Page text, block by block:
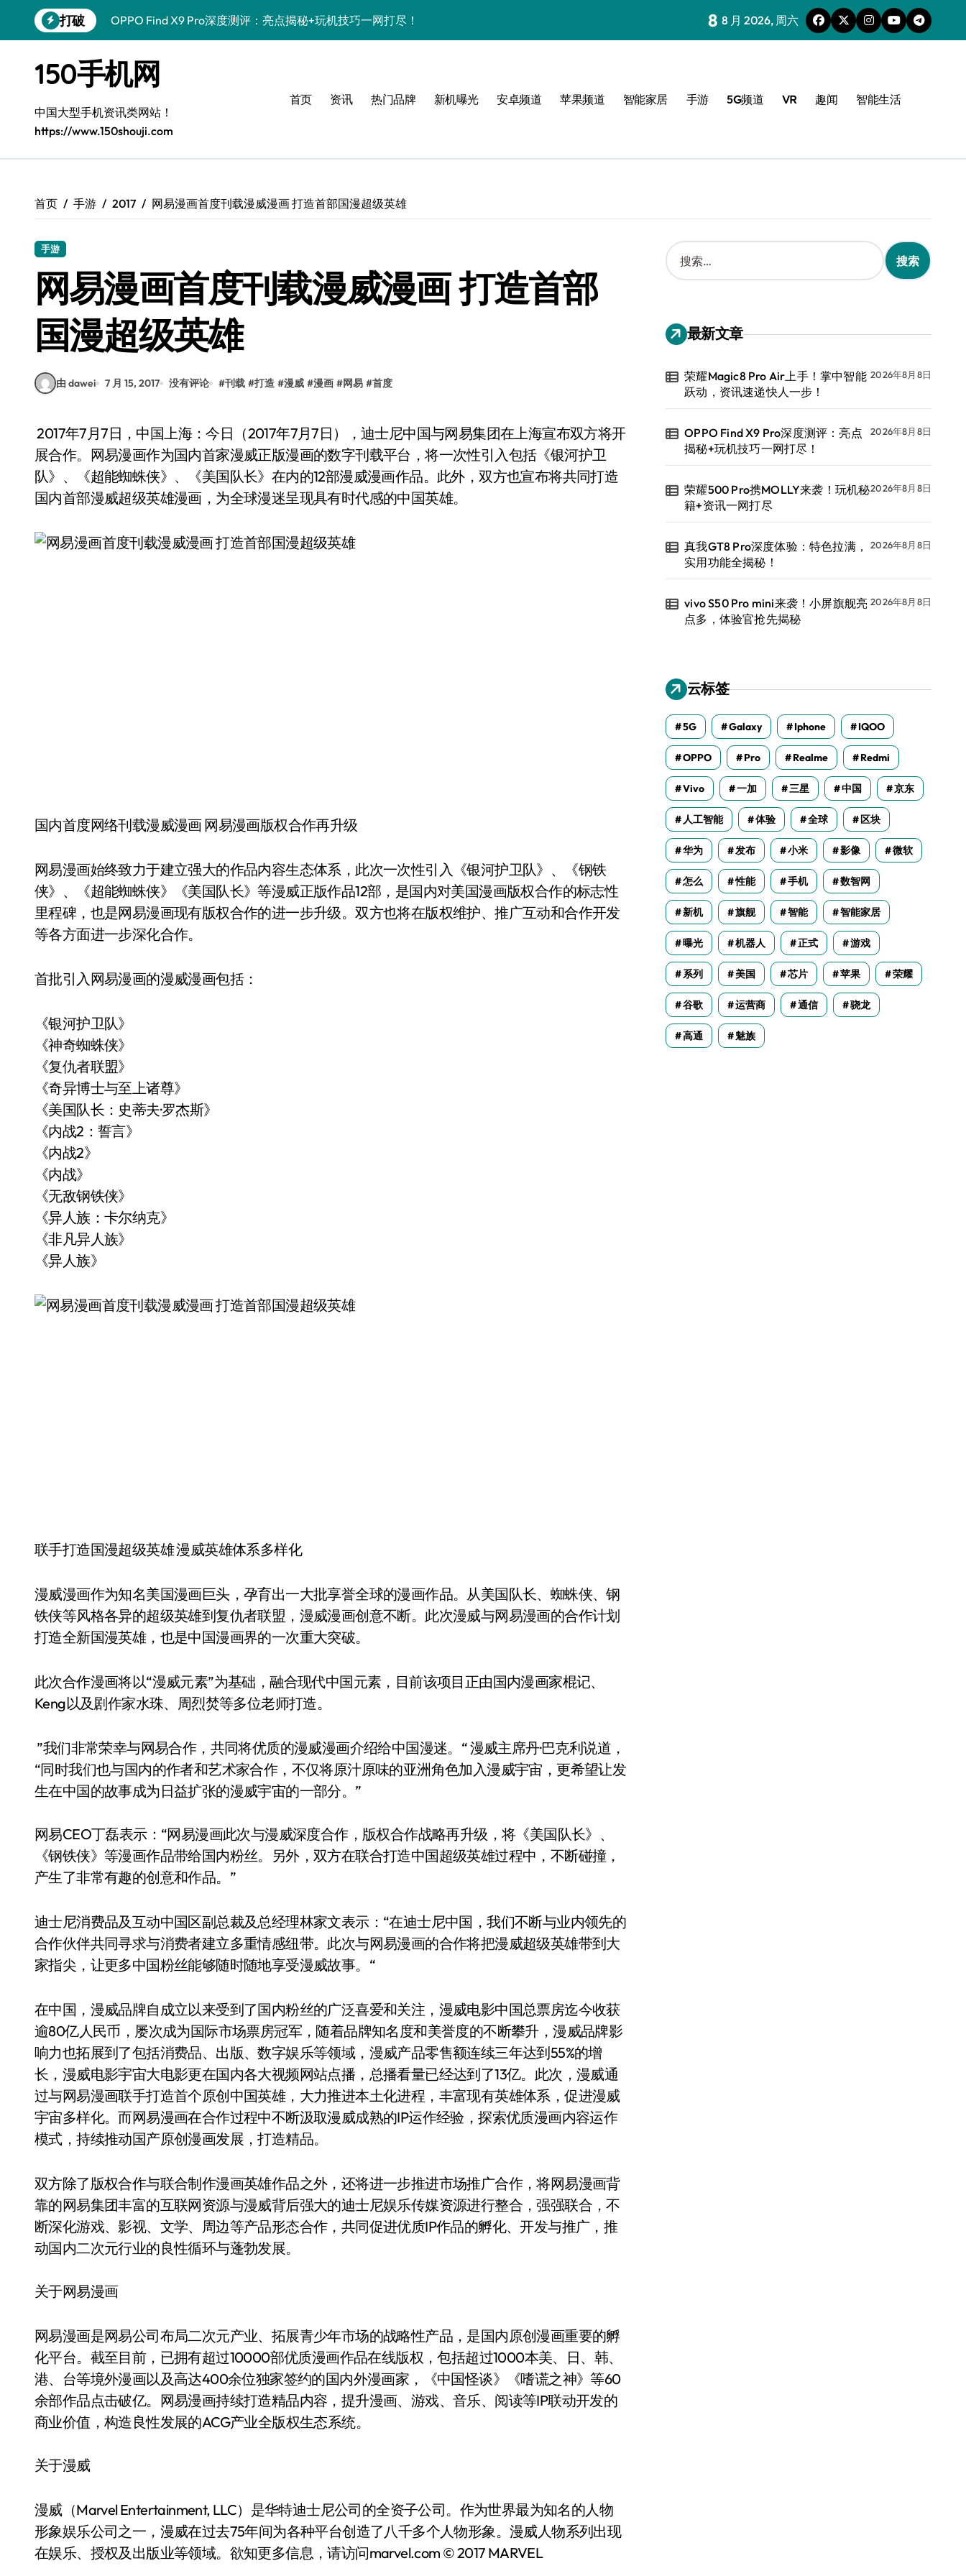
到
打破
OPPO Find X9 Pro深度测评：亮点揭秘+玩机技巧一网打尽！
真我GT8 Pro深度体验：特色拉满，实用功能全揭秘！
vivo S50 Pro mini来袭！小屏旗舰亮点多，体验官抢先揭秘
REDMI K90深度揭秘！亮点配置全公开，体验官力荐！
华为nova 15 Ultra新功能解锁，优惠来袭速来体验！
iPhone 17e来袭！性能配置大升级，速看体验官深度解析
荣耀Magic8 Pro Air上手！掌中智能跃动，资讯速递快人一步！
8 8 月 2026, 周六
150手机网
中国大型手机资讯类网站！
https://www.150shouji.com
首页 资讯 热门品牌 新机曝光 安卓频道 苹果频道 智能家居 手游 5G频道 VR 趣闻 智能生活
首页 手游 2017 网易漫画首度刊载漫威漫画 打造首部国漫超级英雄
手游
网易漫画首度刊载漫威漫画 打造首部
国漫超级英雄
由 dawei 7 月 15, 2017 没有评论 #刊载 #打造 #漫威 #漫画 #网易 #首度
2017年7月7日，中国上海：今日（2017年7月7日），迪士尼中国与网易集团在上海宣布双方将开
展合作。网易漫画作为国内首家漫威正版漫画的数字刊载平台，将一次性引入包括《银河护卫
队》、《超能蜘蛛侠》、《美国队长》在内的12部漫威漫画作品。此外，双方也宣布将共同打造
国内首部漫威超级英雄漫画，为全球漫迷呈现具有时代感的中国英雄。
国内首度网络刊载漫威漫画 网易漫画版权合作再升级
网易漫画始终致力于建立强大的作品内容生态体系，此次一次性引入《银河护卫队》、《钢铁
侠》、《超能蜘蛛侠》《美国队长》等漫威正版作品12部，是国内对美国漫画版权合作的标志性
里程碑，也是网易漫画现有版权合作的进一步升级。双方也将在版权维护、推广互动和合作开发
等各方面进一步深化合作。
首批引入网易漫画的漫威漫画包括：
《银河护卫队》
《神奇蜘蛛侠》
《复仇者联盟》
《奇异博士与至上诸尊》
《美国队长：史蒂夫·罗杰斯》
《内战2：誓言》
《内战2》
《内战》
《无敌钢铁侠》
《异人族：卡尔纳克》
《非凡异人族》
《异人族》
联手打造国漫超级英雄 漫威英雄体系多样化
漫威漫画作为知名美国漫画巨头，孕育出一大批享誉全球的漫画作品。从美国队长、蜘蛛侠、钢
铁侠等风格各异的超级英雄到复仇者联盟，漫威漫画创意不断。此次漫威与网易漫画的合作计划
打造全新国漫英雄，也是中国漫画界的一次重大突破。
此次合作漫画将以“漫威元素”为基础，融合现代中国元素，目前该项目正由国内漫画家棍记、
Keng以及剧作家水珠、周烈焚等多位老师打造。
”我们非常荣幸与网易合作，共同将优质的漫威漫画介绍给中国漫迷。“ 漫威主席丹·巴克利说道，
“同时我们也与国内的作者和艺术家合作，不仅将原汁原味的亚洲角色加入漫威宇宙，更希望让发
生在中国的故事成为日益扩张的漫威宇宙的一部分。”
网易CEO丁磊表示：“网易漫画此次与漫威深度合作，版权合作战略再升级，将《美国队长》、
《钢铁侠》等漫画作品带给国内粉丝。另外，双方在联合打造中国超级英雄过程中，不断碰撞，
产生了非常有趣的创意和作品。”
迪士尼消费品及互动中国区副总裁及总经理林家文表示：“在迪士尼中国，我们不断与业内领先的
合作伙伴共同寻求与消费者建立多重情感纽带。此次与网易漫画的合作将把漫威超级英雄带到大
家指尖，让更多中国粉丝能够随时随地享受漫威故事。“
在中国，漫威品牌自成立以来受到了国内粉丝的广泛喜爱和关注，漫威电影中国总票房迄今收获
逾80亿人民币，屡次成为国际市场票房冠军，随着品牌知名度和美誉度的不断攀升，漫威品牌影
响力也拓展到了包括消费品、出版、数字娱乐等领域，漫威产品零售额连续三年达到55%的增
长，漫威电影宇宙大电影更在国内各大视频网站点播，总播看量已经达到了13亿。此次，漫威通
过与网易漫画联手打造首个原创中国英雄，大力推进本土化进程，丰富现有英雄体系，促进漫威
宇宙多样化。而网易漫画在合作过程中不断汲取漫威成熟的IP运作经验，探索优质漫画内容运作
模式，持续推动国产原创漫画发展，打造精品。
双方除了版权合作与联合制作漫画英雄作品之外，还将进一步推进市场推广合作，将网易漫画背
靠的网易集团丰富的互联网资源与漫威背后强大的迪士尼娱乐传媒资源进行整合，强强联合，不
断深化游戏、影视、文学、周边等产品形态合作，共同促进优质IP作品的孵化、开发与推广，推
动国内二次元行业的良性循环与蓬勃发展。
关于网易漫画
网易漫画是网易公司布局二次元产业、拓展青少年市场的战略性产品，是国内原创漫画重要的孵
化平台。截至目前，已拥有超过10000部优质漫画作品在线版权，包括超过1000本美、日、韩、
港、台等境外漫画以及高达400余位独家签约的国内外漫画家，《中国怪谈》《嗜谎之神》等60
余部作品点击破亿。网易漫画持续打造精品内容，提升漫画、游戏、音乐、阅读等IP联动开发的
商业价值，构造良性发展的ACG产业全版权生态系统。
关于漫威
漫威（Marvel Entertainment, LLC）是华特迪士尼公司的全资子公司。作为世界最为知名的人物
形象娱乐公司之一，漫威在过去75年间为各种平台创造了八千多个人物形象。漫威人物系列出现
在娱乐、授权及出版业等领域。欲知更多信息，请访问marvel.com © 2017 MARVEL
搜
索
：
最新文章
荣耀Magic8 Pro Air上手！掌中智能
跃动，资讯速递快人一步！
2026年8月8日
OPPO Find X9 Pro深度测评：亮点
揭秘+玩机技巧一网打尽！
2026年8月8日
荣耀500 Pro携MOLLY来袭！玩机秘
籍+资讯一网打尽
2026年8月8日
真我GT8 Pro深度体验：特色拉满，
实用功能全揭秘！
2026年8月8日
vivo S50 Pro mini来袭！小屏旗舰亮
点多，体验官抢先揭秘
2026年8月8日
云标签
5G Galaxy Iphone IQOO
OPPO Pro Realme Redmi
Vivo 一加 三星 中国 京东
人工智能 体验 全球 区块
华为 发布 小米 影像 微软
怎么 性能 手机 数智网
新机 旗舰 智能 智能家居
曝光 机器人 正式 游戏
系列 美国 芯片 苹果 荣耀
谷歌 运营商 通信 骁龙
高通 魅族